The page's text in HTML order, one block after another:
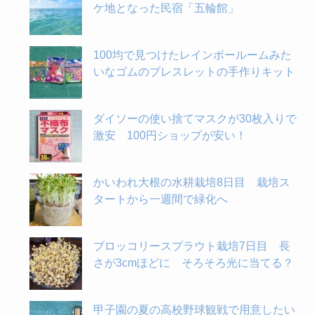
ケ地となった民宿「五輪館」
100均で見つけたレインボールームみた
いなゴムのブレスレットの手作りキット
ダイソーの使い捨てマスクが30枚入りで
激安 100円ショップが安い！
かいわれ大根の水耕栽培8日目 栽培ス
タートから一週間で緑化へ
ブロッコリースプラウト栽培7日目 長
さが3cmほどに そろそろ光に当てる？
甲子園の夏の高校野球観戦で用意したい